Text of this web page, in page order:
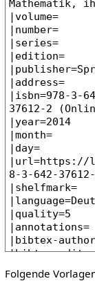
Folgende